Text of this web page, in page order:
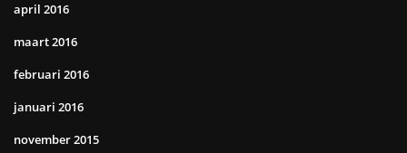
april 2016
maart 2016
februari 2016
januari 2016
november 2015